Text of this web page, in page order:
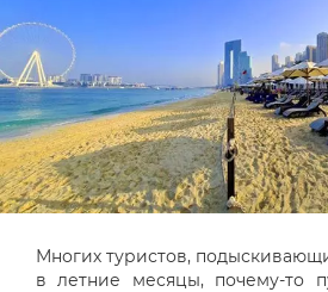
Многих туристов,
в летние месяцы, почему-то